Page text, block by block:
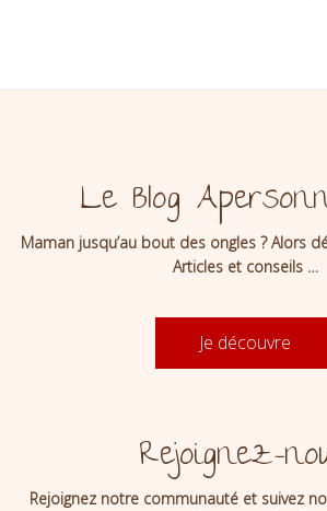
Le Blog
Maman jusqu’au bout des ongles ? Alors
Articles et conseils …
Je découvre
Rejoignez-
Rejoignez notre communauté et suivez